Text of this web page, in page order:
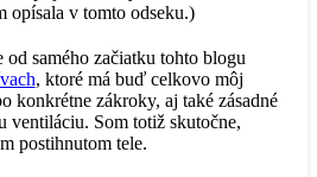
opísala v tomto odseku.)
samého začiatku tohto blogu
, ktoré má buď celkovo môj
konkrétne zákroky, aj také zásadné
ventiláciu. Som totiž skutočne,
postihnutom tele.